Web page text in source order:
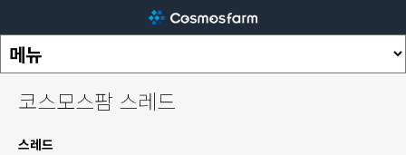
코스모스팜 스레드
스레드